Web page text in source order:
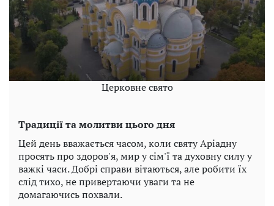
Церковне свято
Традиції та молитви цього дня
Цей день вважається часом, коли святу Аріадну
просять про здоров'я, мир у сім'ї та духовну силу у
важкі часи. Добрі справи вітаються, але робити їх
слід тихо, не привертаючи уваги та не
домагаючись похвали.